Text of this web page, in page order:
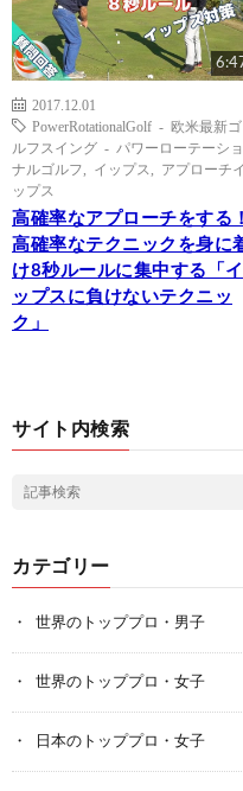
2017.12.01
PowerRotationalGolf - 欧米最新ゴ
ルフスイング - パワーローテーショ
ナルゴルフ
イップス
アプローチイ
ップス
高確率なアプローチをする！
高確率なテクニックを身に
け8秒ルールに集中する「イ
ップスに負けないテクニッ
ク」
サイト内検索
カテゴリー
世界のトッププロ・男子
世界のトッププロ・女子
日本のトッププロ・女子